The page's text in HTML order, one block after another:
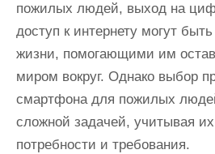
пожилых людей, выход на
доступ к интернету могут
жизни, помогающими им
миром вокруг. Однако выбор
смартфона для пожилых
сложной задачей, учитывая
потребности и требования.